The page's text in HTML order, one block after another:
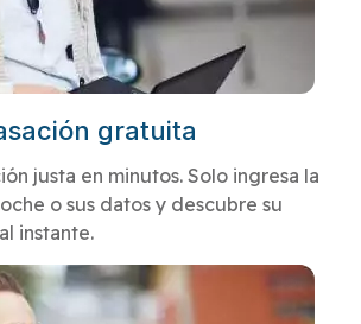
gratuita
justa en minutos. Solo ingresa la
o sus datos y descubre su
instante.